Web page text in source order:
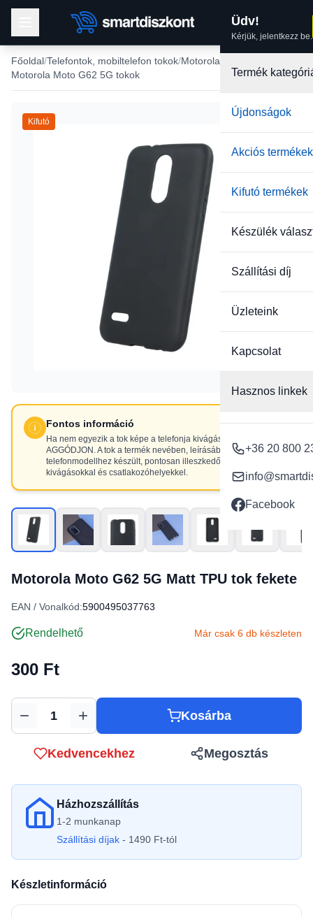
Üdv!
Kérjük, jelentkezz be.
Termék
Újdonságok
Akciós termékek
Kifutó termékek
Készülék
Szállítási díj
Üzleteink
Kapcsolat
Hasznos linkek
+36 20 800
Facebook
Főoldal Telefontok, mobiltelefon tokok Motorola tokok
Motorola Moto G62 5G tokok
Fontos információ
Ha nem egyezik a tok képe a telefonja kivágásaival, NE
AGGÓDJON. A tok a termék nevében, leírásában szereplő
telefonmodellhez készült, pontosan illeszkedő
kivágásokkal és csatlakozóhelyekkel.
Kifutó
Motorola Moto G62 5G Matt TPU tok fekete
EAN / Vonalkód:5900495037763
Rendelhető Már csak 6 db készleten
300 Ft
Mennyiség Kosárba
Kedvencekhez Megosztás
Házhozszállítás
1-2 munkanap
Szállítási díjak - 1490 Ft-tól
Készletinformáció